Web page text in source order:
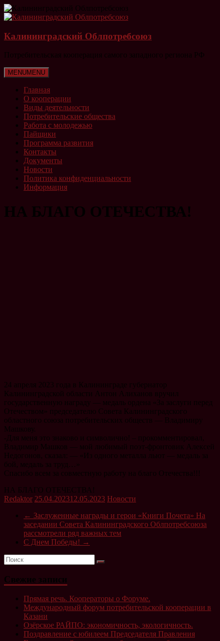
Перейти
к
Калининградский Облпотребсоюз
Потребительская кооперация самого западного региона РФ
Меню
MENUMENU
Главная
О кооперации
Виды деятельности
Потребительские общества
Работа с молодежью
Пайщики
Программа развития
Контакты
Документы
Новости
Политика конфиденциальности
Информация
НА БЛАГО ОТЕЧЕСТВА!
24 апреля 2023 года в Калининграде губернатор
Калининградской области Антон Алиханов вручил
государственную награду — медаль ордена «За заслуги перед
Отечеством» председателю Совета Калининградского
областного союза потребительских обществ — Владимиру
Машкову.
-Для меня это знаково и символично! – прокомментировал,
Владимир Машков — мой любимый поэт-фронтовик Алексей
Недогонов, сказал: — «Из одного металла льют — медаль за
бой, медаль за труд…»
Спасибо всем за совместную работу на благо Отечества!!!
НА БЛАГО ОТЕЧЕСТВА!
Redaktor 25.04.202312.05.2023 Новости
← Заслуженные награды и герои «Книги Почета» На
заседании Совета Калининградского Облпотребсоюза
рассмотрели ряд важных тем
С Днем Победы! →
Свежие записи
Прямая речь. Кооператоры о Форуме.
Международный форум потребительской кооперации в
Казани
Озёрское РАЙПО: экономичность, экологичность.
Поздравление с юбилеем Председателя Правления